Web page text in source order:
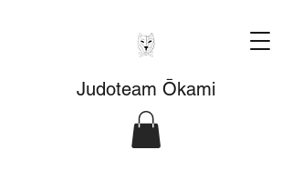
Judoteam Ōkami